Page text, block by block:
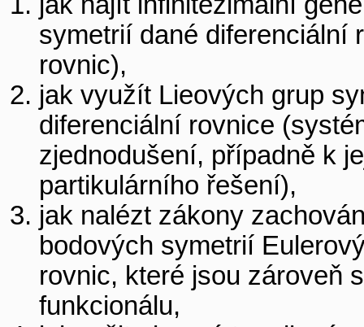
symetrií dané diferenciální
rovnic),
jak využít Lieových grup
diferenciální rovnice
zjednodušení, případně k
partikulárního řešení),
jak nalézt zákony
bodových symetrií
rovnic, které jsou zároveň
funkcionálu,